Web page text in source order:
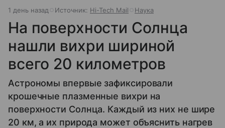
1 день назад Источник: Hi-Tech Mail Наука
На поверхности Солнца
нашли вихри шириной
всего 20 километров
Астрономы впервые зафиксировали
крошечные плазменные вихри на
поверхности Солнца. Каждый из них не шире
20 км, а их природа может объяснить нагрев